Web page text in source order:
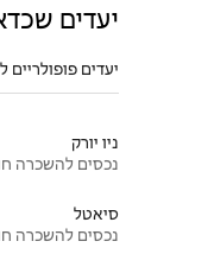
יעדים
יעדים
ניו יורק
נכסים להשכרה
סיאטל
נכסים להשכרה